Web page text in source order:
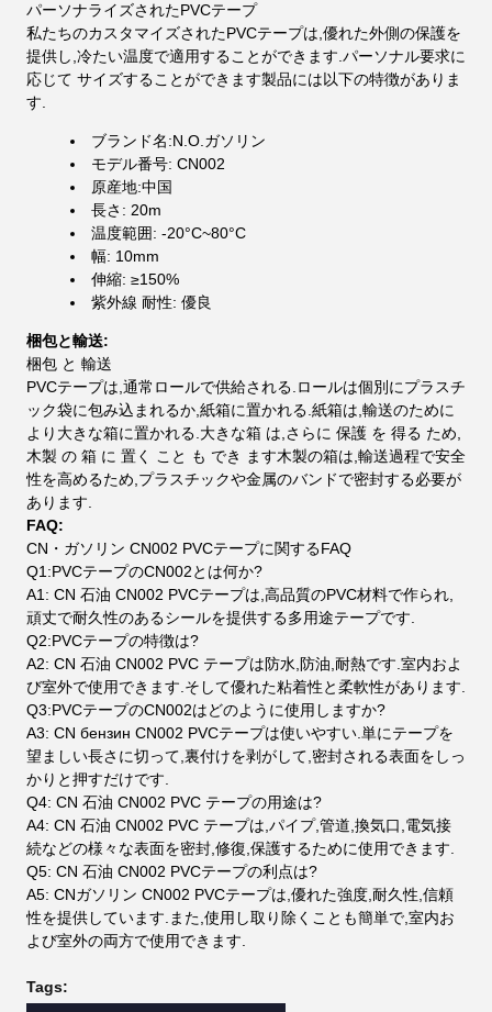
パーソナライズされたPVCテープ
私たちのカスタマイズされたPVCテープは,優れた外側の保護を
提供し,冷たい温度で適用することができます.パーソナル要求に
応じて サイズすることができます製品には以下の特徴がありま
す.
ブランド名:N.O.ガソリン
モデル番号: CN002
原産地:中国
長さ: 20m
温度範囲: -20°C~80°C
幅: 10mm
伸縮: ≥150%
紫外線 耐性: 優良
梱包と輸送:
梱包 と 輸送
PVCテープは,通常ロールで供給される.ロールは個別にプラスチ
ック袋に包み込まれるか,紙箱に置かれる.紙箱は,輸送のために
より大きな箱に置かれる.大きな箱 は,さらに 保護 を 得る ため,
木製 の 箱 に 置く こと も でき ます木製の箱は,輸送過程で安全
性を高めるため,プラスチックや金属のバンドで密封する必要が
あります.
FAQ:
CN・ガソリン CN002 PVCテープに関するFAQ
Q1:PVCテープのCN002とは何か?
A1: CN 石油 CN002 PVCテープは,高品質のPVC材料で作られ,
頑丈で耐久性のあるシールを提供する多用途テープです.
Q2:PVCテープの特徴は?
A2: CN 石油 CN002 PVC テープは防水,防油,耐熱です.室内およ
び室外で使用できます.そして優れた粘着性と柔軟性があります.
Q3:PVCテープのCN002はどのように使用しますか?
A3: CN бензин CN002 PVCテープは使いやすい.単にテープを
望ましい長さに切って,裏付けを剥がして,密封される表面をしっ
かりと押すだけです.
Q4: CN 石油 CN002 PVC テープの用途は?
A4: CN 石油 CN002 PVC テープは,パイプ,管道,換気口,電気接
続などの様々な表面を密封,修復,保護するために使用できます.
Q5: CN 石油 CN002 PVCテープの利点は?
A5: CNガソリン CN002 PVCテープは,優れた強度,耐久性,信頼
性を提供しています.また,使用し取り除くことも簡単で,室内お
よび室外の両方で使用できます.
Tags: